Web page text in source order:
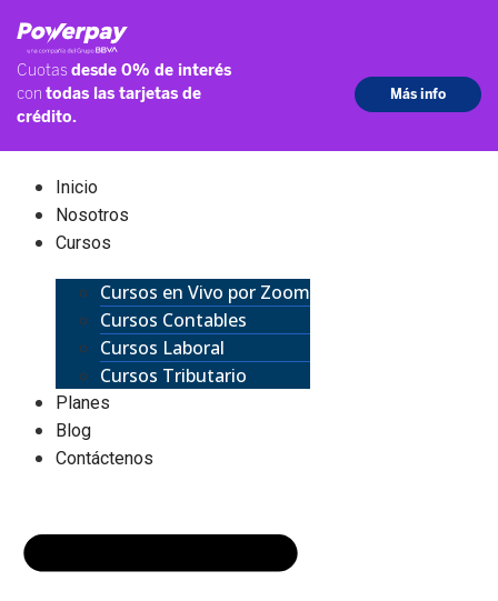
Inicio
Nosotros
Cursos
Cursos en Vivo por Zoom
Cursos Contables
Cursos Laboral
Cursos Tributario
Planes
Blog
Contáctenos